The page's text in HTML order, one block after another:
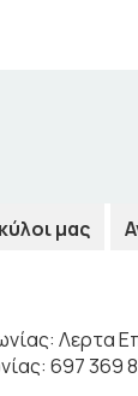
μας
Λερτα
697 369